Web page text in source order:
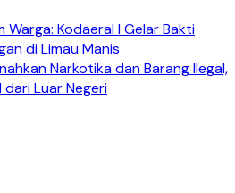
Warga: Kodaeral I Gelar Bakti
di Limau Manis
Narkotika dan Barang Ilegal,
dari Luar Negeri